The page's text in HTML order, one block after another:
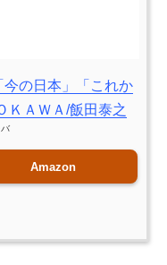
の日本」「これか
ＫＡＷＡ/飯田泰之
Amazon